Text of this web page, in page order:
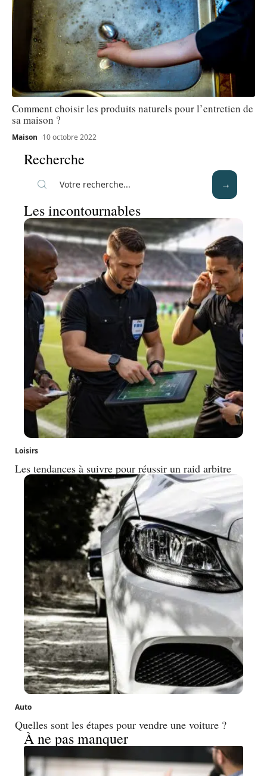
Comment choisir les produits naturels pour l’entretien de
sa maison ?
Maison 10 octobre 2022
Recherche
Les incontournables
Loisirs
Les tendances à suivre pour réussir un raid arbitre
Auto
Quelles sont les étapes pour vendre une voiture ?
À ne pas manquer